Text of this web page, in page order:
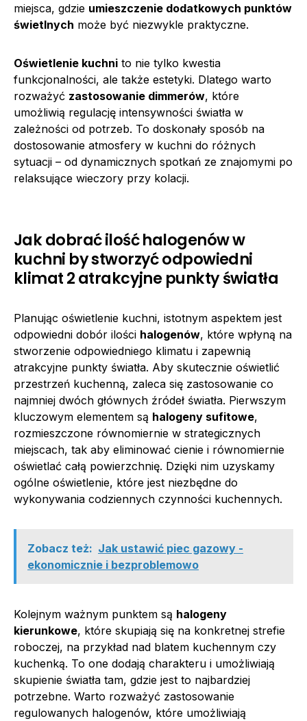
miejsca, gdzie umieszczenie dodatkowych punktów
świetlnych może być niezwykle praktyczne.
Oświetlenie kuchni to nie tylko kwestia
funkcjonalności, ale także estetyki. Dlatego warto
rozważyć zastosowanie dimmerów, które
umożliwią regulację intensywności światła w
zależności od potrzeb. To doskonały sposób na
dostosowanie atmosfery w kuchni do różnych
sytuacji – od dynamicznych spotkań ze znajomymi po
relaksujące wieczory przy kolacji.
Jak dobrać ilość halogenów w
kuchni by stworzyć odpowiedni
klimat 2 atrakcyjne punkty światła
Planując oświetlenie kuchni, istotnym aspektem jest
odpowiedni dobór ilości halogenów, które wpłyną na
stworzenie odpowiedniego klimatu i zapewnią
atrakcyjne punkty światła. Aby skutecznie oświetlić
przestrzeń kuchenną, zaleca się zastosowanie co
najmniej dwóch głównych źródeł światła. Pierwszym
kluczowym elementem są halogeny sufitowe,
rozmieszczone równomiernie w strategicznych
miejscach, tak aby eliminować cienie i równomiernie
oświetlać całą powierzchnię. Dzięki nim uzyskamy
ogólne oświetlenie, które jest niezbędne do
wykonywania codziennych czynności kuchennych.
Zobacz też: Jak ustawić piec gazowy -
ekonomicznie i bezproblemowo
Kolejnym ważnym punktem są halogeny
kierunkowe, które skupiają się na konkretnej strefie
roboczej, na przykład nad blatem kuchennym czy
kuchenką. To one dodają charakteru i umożliwiają
skupienie światła tam, gdzie jest to najbardziej
potrzebne. Warto rozważyć zastosowanie
regulowanych halogenów, które umożliwiają